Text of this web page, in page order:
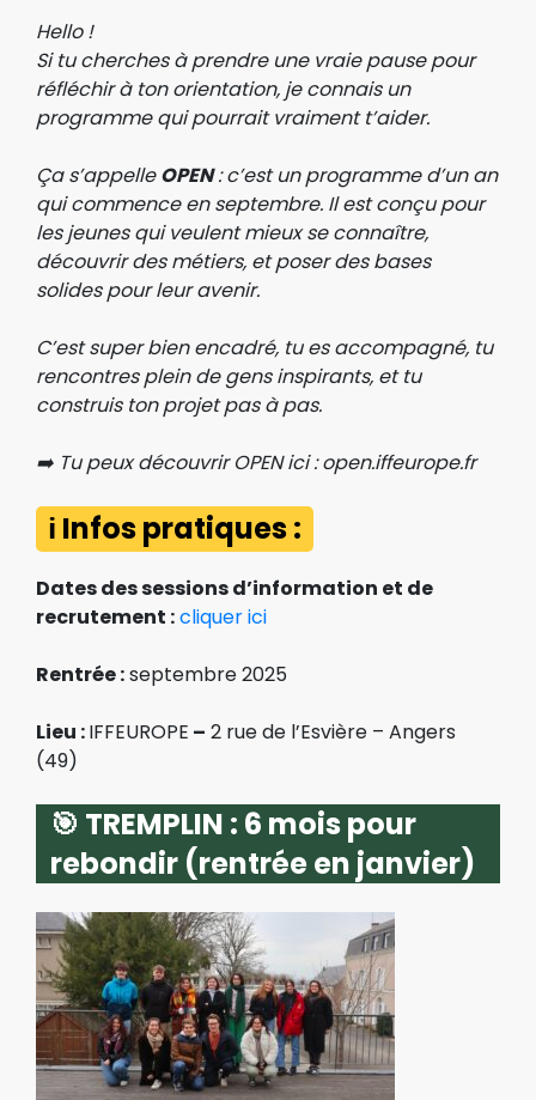
Hello !
Si tu cherches à prendre une vraie pause pour
réfléchir à ton orientation, je connais un
programme qui pourrait vraiment t’aider.
Ça s’appelleOPEN: c’est un programme d’un an
qui commence en septembre. Il est conçu pour
les jeunes qui veulent mieux se connaître,
découvrir des métiers, et poser des bases
solides pour leur avenir.
C’est super bien encadré, tu es accompagné, tu
rencontres plein de gens inspirants, et tu
construis ton projet pas à pas.
➡️ Tu peux découvrir OPEN ici : open.iffeurope.fr
ℹ️ Infos pratiques :
Dates des sessions d’information et de
recrutement :cliquer ici
Rentrée :septembre 2025
Lieu :IFFEUROPE – 2 rue de l’Esvière – Angers
(49)
🎯 TREMPLIN : 6 mois pour
rebondir (rentrée en janvier)